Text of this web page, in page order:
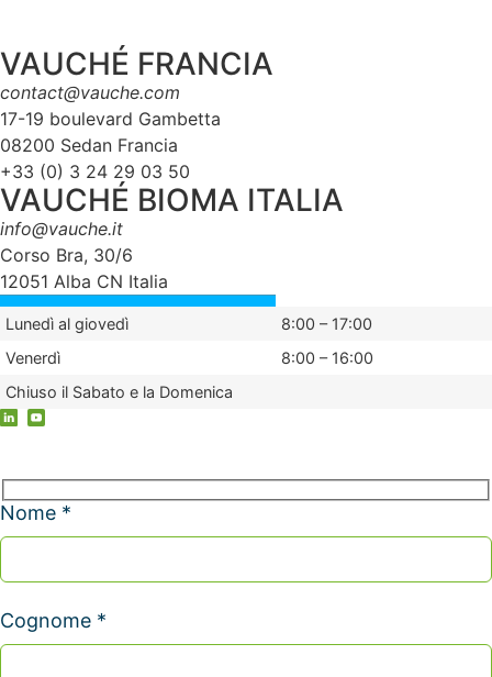
VAUCHÉ FRANCIA
contact@vauche.com
17-19 boulevard Gambetta
08200 Sedan Francia
+33 (0) 3 24 29 03 50
VAUCHÉ BIOMA ITALIA
info@vauche.it
Corso Bra, 30/6
12051 Alba CN Italia
Lunedì al giovedì
8:00 – 17:00
Venerdì
8:00 – 16:00
Chiuso il Sabato e la Domenica
Nome *
Cognome *